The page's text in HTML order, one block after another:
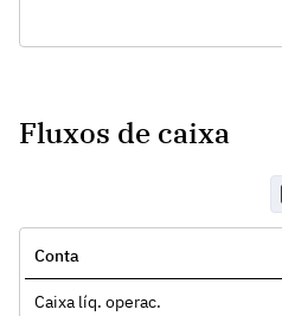
Fluxos de caixa
Conta
Caixa líq. operac.